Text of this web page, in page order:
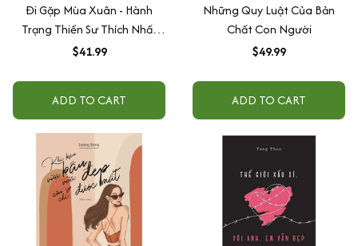
Đi Gặp Mùa Xuân - Hành
Trạng Thiền Sư Thích Nhất
Hạnh
$41.99
ADD TO CART
Những Quy Luật Của Bản
Chất Con Người
$49.99
ADD TO CART